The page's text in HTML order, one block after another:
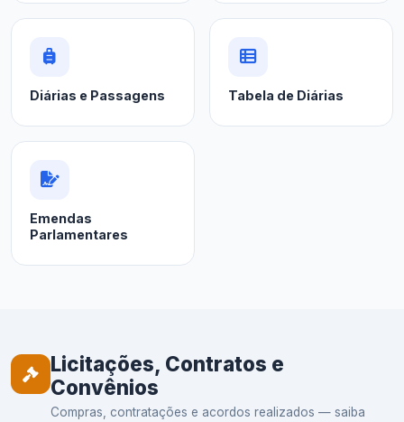
Diárias e Passagens Tabela de Diárias
Emendas
Parlamentares
Licitações, Contratos e
Convênios
Compras, contratações e acordos realizados — saiba